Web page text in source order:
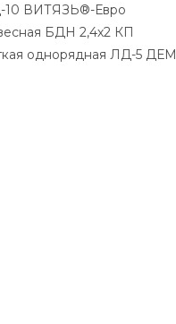
10 ВИТЯЗЬ®-Евро
БДН 2,4х2 КП
однорядная ЛД-5